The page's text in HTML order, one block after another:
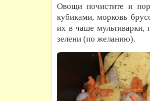
Овощи почистите и
кубиками, морковь
их в чаше мультиварки,
зелени (по желанию).